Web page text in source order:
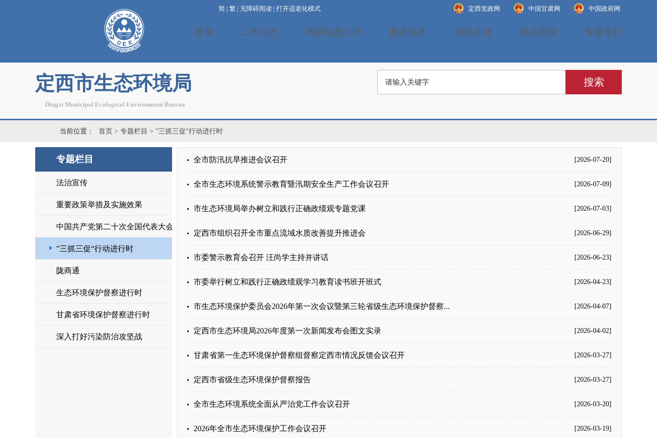
简 | 繁 | 无障碍阅读 | 打开适老化模式 中国政府网
中国甘肃网
定西党政网
首页 工作动态 政府信息公开 政务服务 政民互动 机关建设 专题专栏
定西市生态环境局
Dingxi Municipal Ecological Environment Bureau
当前位置： 首页 > 专题栏目 > ”三抓三促“行动进行时
专题栏目
法治宣传
重要政策举措及实施效果
中国共产党第二十次全国代表大会
”三抓三促“行动进行时
陇商通
生态环境保护督察进行时
甘肃省环境保护督察进行时
深入打好污染防治攻坚战
全市防汛抗旱推进会议召开 [2026-07-20]
全市生态环境系统警示教育暨汛期安全生产工作会议召开 [2026-07-09]
市生态环境局举办树立和践行正确政绩观专题党课 [2026-07-03]
定西市组织召开全市重点流域水质改善提升推进会 [2026-06-29]
市委警示教育会召开 汪尚学主持并讲话 [2026-06-23]
市委举行树立和践行正确政绩观学习教育读书班开班式 [2026-04-23]
市生态环境保护委员会2026年第一次会议暨第三轮省级生态环境保护督察... [2026-04-07]
定西市生态环境局2026年度第一次新闻发布会图文实录 [2026-04-02]
甘肃省第一生态环境保护督察组督察定西市情况反馈会议召开 [2026-03-27]
定西市省级生态环境保护督察报告 [2026-03-27]
全市生态环境系统全面从严治党工作会议召开 [2026-03-20]
2026年全市生态环境保护工作会议召开 [2026-03-19]